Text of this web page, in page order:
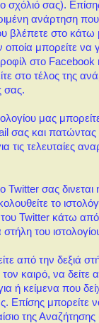
σχόλιό σας).
ανάρτηση
βλέπετε στο κάτω
οποία μπορείτε να
στο Facebook
στο τέλος της
σας.
μας
σας και
τελευταίες
Twitter σας
το
του Twitter κάτω
του
από την δεξιά
καιρό, να δείτε
ή κείμενα που
Επίσης μπορείτε
της